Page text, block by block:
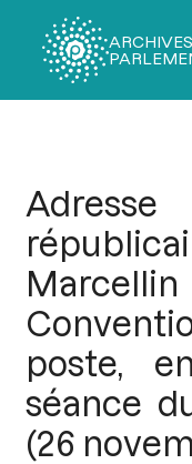
ARCHIVES
Marcellin
poste,
séance
(26